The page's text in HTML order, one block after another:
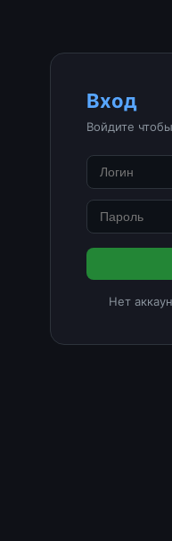
Вход
Войдите
Нет